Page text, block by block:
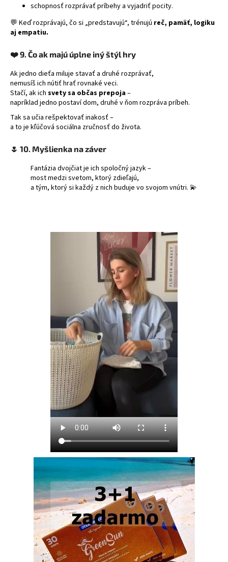
schopnosť rozprávať príbehy a vyjadriť pocity.
💬 Keď rozprávajú, čo si „predstavujú“, trénujú reč, pamäť, logiku
aj empatiu.
❤️9. Čo ak majú úplne iný štýl hry
Ak jedno dieťa miluje stavať a druhé rozprávať,
nemusíš ich nútiť hrať rovnaké veci.
Stačí, ak ich svety sa občas prepoja–
napríklad jedno postaví dom, druhé v ňom rozpráva príbeh.
Tak sa učia rešpektovať inakosť –
a to je kľúčová sociálna zručnosť do života.
🌷 10. Myšlienka na záver
Fantázia dvojčiat je ich spoločný jazyk –
most medzi svetom, ktorý zdieľajú,
a tým, ktorý si každý z nich buduje vo svojom vnútri. 💫